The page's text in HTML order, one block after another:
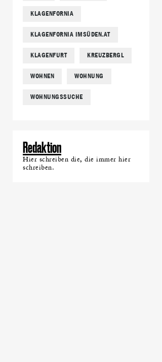
KLAGENFORNIA
KLAGENFORNIA IMSÜDEN.AT
KLAGENFURT KREUZBERGL
WOHNEN WOHNUNG
WOHNUNGSSUCHE
Redaktion
Hier schreiben die, die immer hier
schreiben.